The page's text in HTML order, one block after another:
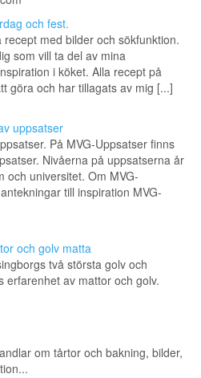
och fest.
med bilder och sökfunktion.
som vill ta del av mina
i köket. Alla recept på
göra och har tillagats av mig [...]
uppsatser
På MVG-Uppsatser finns
Nivåerna på uppsatserna år
och universitet. Om MVG-
till inspiration MVG-
och golv matta
två största golv och
erfarenhet av mattor och golv.
om tårtor och bakning, bilder,